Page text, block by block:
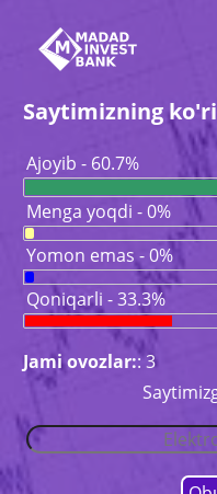
Saytimizning
Ajoyib - 60.7%
Menga yoqdi - 0%
Yomon emas - 0%
Qoniqarli - 33.3%
Jami ovozlar:: 3